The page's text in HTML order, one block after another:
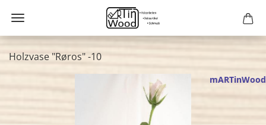
Holzvase "Røros" -10
mARTinWood